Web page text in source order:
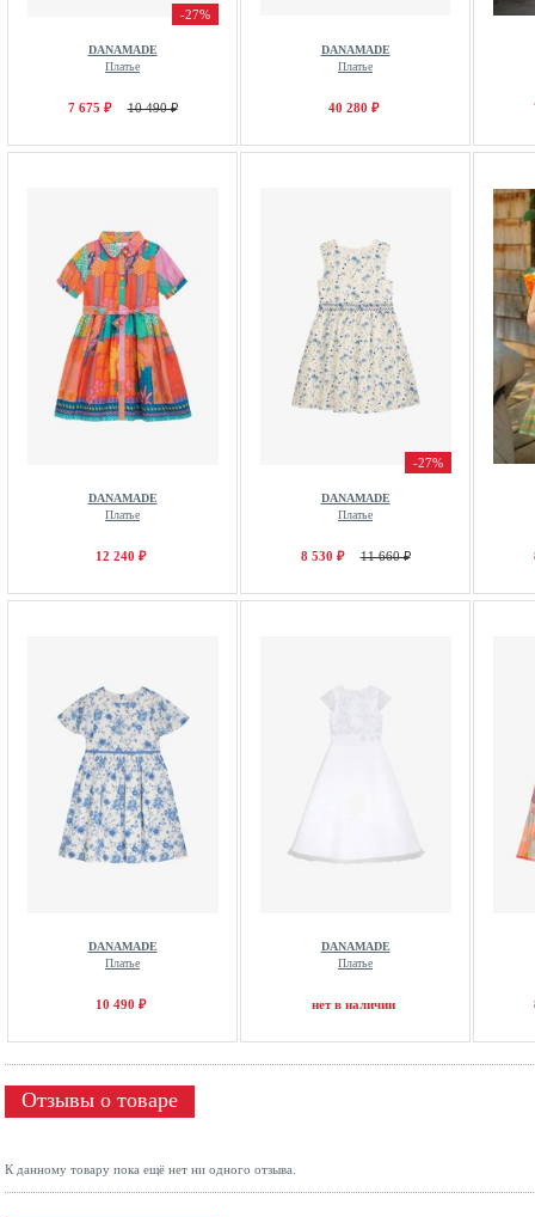
-27%
DANAMADE
Платье
7 675 ₽ 10 490 ₽
DANAMADE
Платье
40 280 ₽
DANAMADE
Платье
12 240 ₽
-27%
DANAMADE
Платье
8 530 ₽ 11 660 ₽
DANAMADE
Платье
10 490 ₽
DANAMADE
Платье
нет в наличии
Отзывы о товаре
К данному товару пока ещё нет ни одного отзыва.